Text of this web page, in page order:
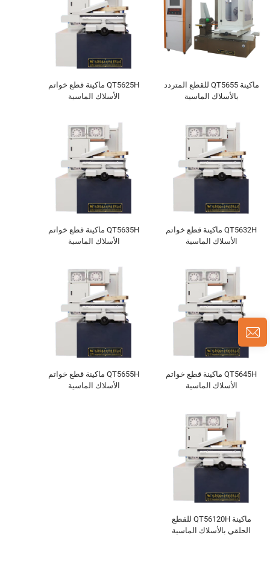
ماكينة QT5655 للقطع المتردد
بالأسلاك الماسية
QT5625H ماكينة قطع خواتم
الأسلاك الماسية
QT5632H ماكينة قطع خواتم
الأسلاك الماسية
QT5635H ماكينة قطع خواتم
الأسلاك الماسية
QT5645H ماكينة قطع خواتم
الأسلاك الماسية
QT5655H ماكينة قطع خواتم
الأسلاك الماسية
ماكينة QT56120H للقطع
الحلقي بالأسلاك الماسية